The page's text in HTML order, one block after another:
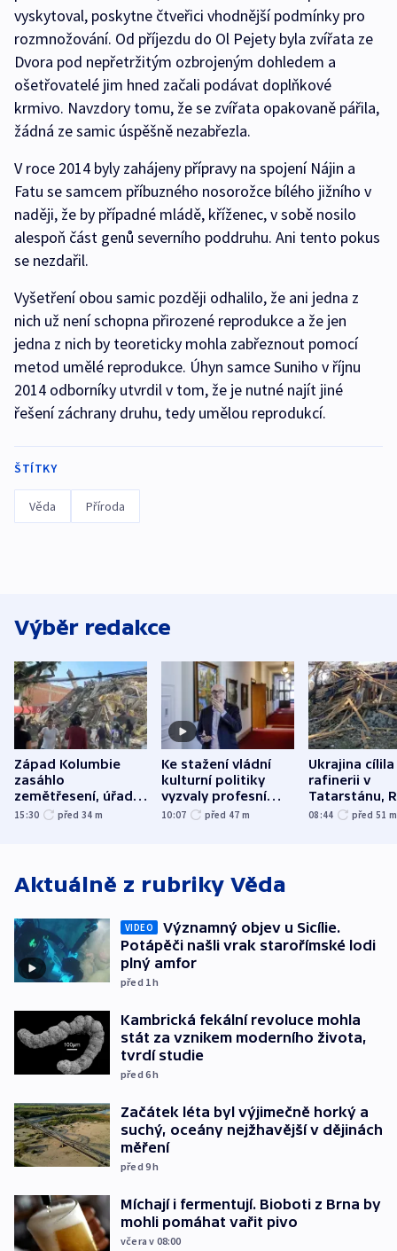
vyskytoval, poskytne čtveřici vhodnější podmínky pro
rozmnožování. Od příjezdu do Ol Pejety byla zvířata ze
Dvora pod nepřetržitým ozbrojeným dohledem a
ošetřovatelé jim hned začali podávat doplňkové
krmivo. Navzdory tomu, že se zvířata opakovaně pářila,
žádná ze samic úspěšně nezabřezla.
V roce 2014 byly zahájeny přípravy na spojení Nájin a
Fatu se samcem příbuzného nosorožce bílého jižního v
naději, že by případné mládě, kříženec, v sobě nosilo
alespoň část genů severního poddruhu. Ani tento pokus
se nezdařil.
Vyšetření obou samic později odhalilo, že ani jedna z
nich už není schopna přirozené reprodukce a že jen
jedna z nich by teoreticky mohla zabřeznout pomocí
metod umělé reprodukce. Úhyn samce Suniho v říjnu
2014 odborníky utvrdil v tom, že je nutné najít jiné
řešení záchrany druhu, tedy umělou reprodukcí.
ŠTÍTKY
Věda Příroda
Výběr redakce
Západ Kolumbie
zasáhlo
zemětřesení, úřady
hlásí přes sto obětí
15:30 před 34 m
Ke stažení vládní
kulturní politiky
vyzvaly profesní
organizace, spolky i
10:07 před 47 m
Ukrajina cílila
rafinerii v
Tatarstánu,
útočilo na
08:44 před 51 m
Aktuálně z rubriky Věda
VIDEO
Významný objev u Sicílie.
Potápěči našli vrak starořímské lodi
plný amfor
před 1h
Kambrická fekální revoluce mohla
stát za vznikem moderního života,
tvrdí studie
před 6h
Začátek léta byl výjimečně horký a
suchý, oceány nejžhavější v dějinách
měření
před 9h
Míchají i fermentují. Bioboti z Brna by
mohli pomáhat vařit pivo
včera v 08:00